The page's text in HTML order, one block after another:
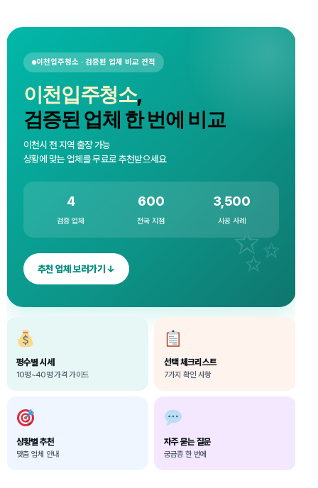
이천입주청소 · 검증된 업체 비교 견적
이천입주청소,
검증된 업체 한 번에 비교
이천시 전 지역 출장 가능
상황에 맞는 업체를 무료로 추천받으세요
4
검증 업체
600
전국 지점
3,500
시공 사례
추천 업체 보러가기 ↓
평수별 시세
10평~40평 가격 가이드
선택 체크리스트
7가지 확인 사항
상황별 추천
맞춤 업체 안내
자주 묻는 질문
궁금증 한 번에